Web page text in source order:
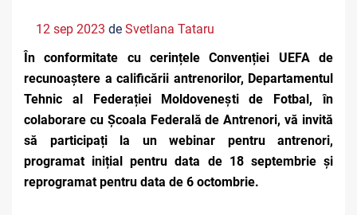
12 sep 2023 de Svetlana Tataru
În conformitate cu cerințele Convenției UEFA de
recunoaștere a calificării antrenorilor, Departamentul
Tehnic al Federației Moldovenești de Fotbal, în
colaborare cu Școala Federală de Antrenori, vă invită
să participați la un webinar pentru antrenori,
programat inițial pentru data de 18 septembrie și
reprogramat pentru data de 6 octombrie.